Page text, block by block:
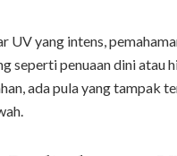
UV yang intens,
seperti penuaan dini
ada pula yang tampak